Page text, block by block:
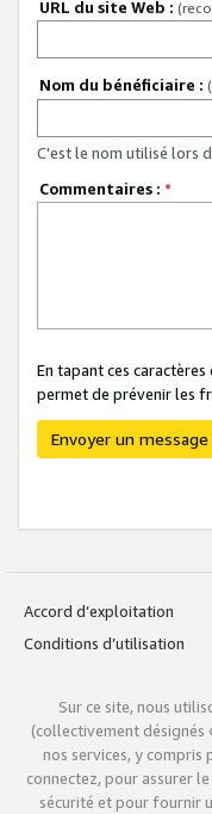
URL du site Web :
Nom du bénéficiaire :
C'est le nom utilisé lors
Commentaires : *
En tapant ces
permet de prévenir les
Envoyer un
Accord d’exploitation
Conditions d’utilisation
Sur ce site, nous
(collectivement désignés
nos services, y compris
connectez, pour assurer
sécurité et pour fournir